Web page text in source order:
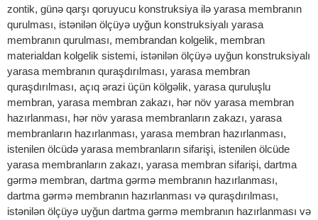
zontik, günə qarşı qoruyucu konstruksiya ilə yarasa membranın
qurulması, istənilən ölçüyə uyğun konstruksiyalı yarasa
membranın qurulması, membrandan kolgelik, membran
materialdan kolgelik sistemi, istənilən ölçüyə uyğun konstruksiyalı
yarasa membranın quraşdırılması, yarasa membran
quraşdırılması, açıq ərazi üçün kölgəlik, yarasa quruluşlu
membran, yarasa membran zakazı, hər növ yarasa membran
hazırlanması, hər növ yarasa membranların zakazı, yarasa
membranların hazırlanması, yarasa membran hazırlanması,
istenilen ölcüdə yarasa membranların sifarişi, istenilen ölcüde
yarasa membranların zakazı, yarasa membran sifarişi, dartma
gərmə membran, dartma gərmə membranın hazırlanması,
dartma gərmə membranın hazırlanması və quraşdırılması,
istənilən ölçüyə uyğun dartma gərmə membranın hazırlanması və